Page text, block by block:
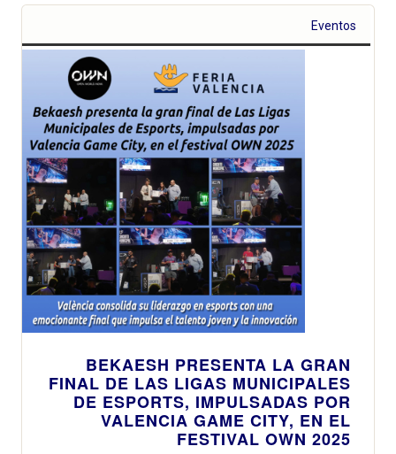
Eventos
BEKAESH PRESENTA LA GRAN
FINAL DE LAS LIGAS MUNICIPALES
DE ESPORTS, IMPULSADAS POR
VALENCIA GAME CITY, EN EL
FESTIVAL OWN 2025